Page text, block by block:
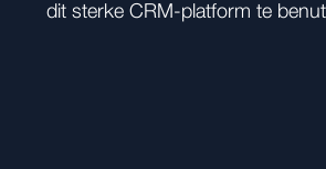
dit sterke CRM-platform te